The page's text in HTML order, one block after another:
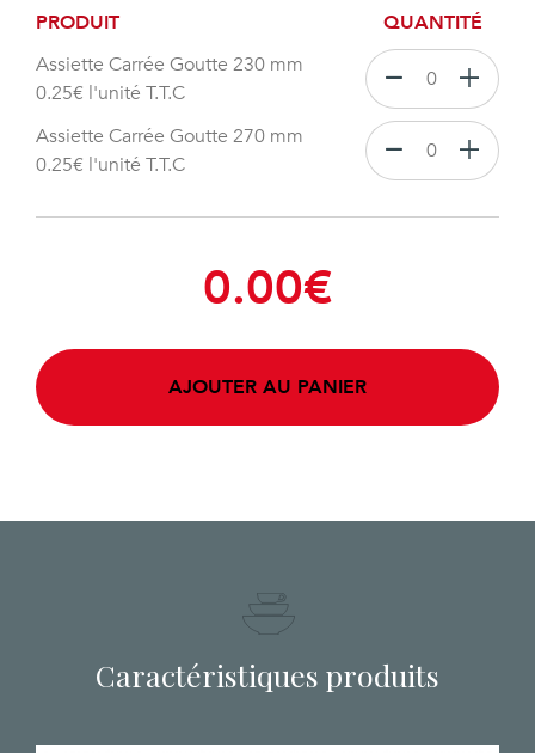
PRODUIT
QUANTITÉ
Assiette Carrée Goutte 230 mm
0.25€ l'unité T.T.C
Assiette Carrée Goutte 270 mm
0.25€ l'unité T.T.C
0.00€
AJOUTER AU PANIER
Caractéristiques produits